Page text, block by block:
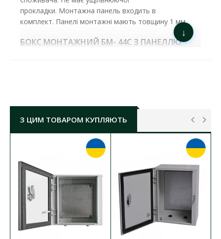
прокладки. Монтажна панель входить в
комплект. Панелі монтажні мають товщину 1 мм.
БОКС МОНТАЖНИЙ БМ- 44C З ПАНЕЛЛЮ
↓
З ЦИМ ТОВАРОМ КУПЛЯЮТЬ